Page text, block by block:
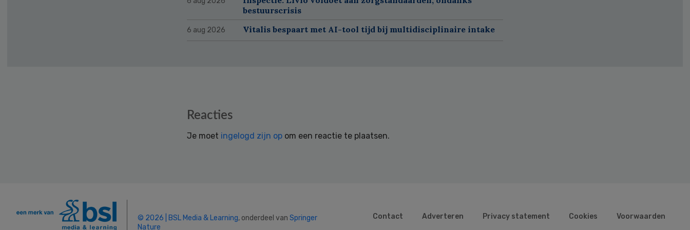
bestuurscrisis
6 aug 2026 Vitalis bespaart met AI-tool tijd bij multidisciplinaire intake
Reacties
Je moet ingelogd zijn op om een reactie te plaatsen.
© 2026 | BSL Media & Learning, onderdeel van Springer
Nature
Contact Adverteren Privacy statement Cookies Voorwaarden